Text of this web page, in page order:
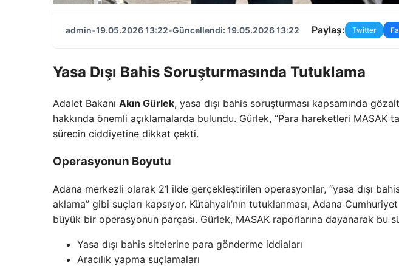
admin•19.05.2026 13:22•Güncellendi: 19.05.2026 13:22 Paylaş: Twitter
Yasa Dışı Bahis Soruşturmasında Tutuklama
Adalet Bakanı Akın Gürlek, yasa dışı bahis soruşturması kapsamında
hakkında önemli açıklamalarda bulundu. Gürlek, “Para hareketleri MASAK
sürecin ciddiyetine dikkat çekti.
Operasyonun Boyutu
Adana merkezli olarak 21 ilde gerçekleştirilen operasyonlar, “yasa dışı
aklama” gibi suçları kapsıyor. Kütahyalı’nın tutuklanması, Adana
büyük bir operasyonun parçası. Gürlek, MASAK raporlarına dayanarak bu
Yasa dışı bahis sitelerine para gönderme iddiaları
Aracılık yapma suçlamaları